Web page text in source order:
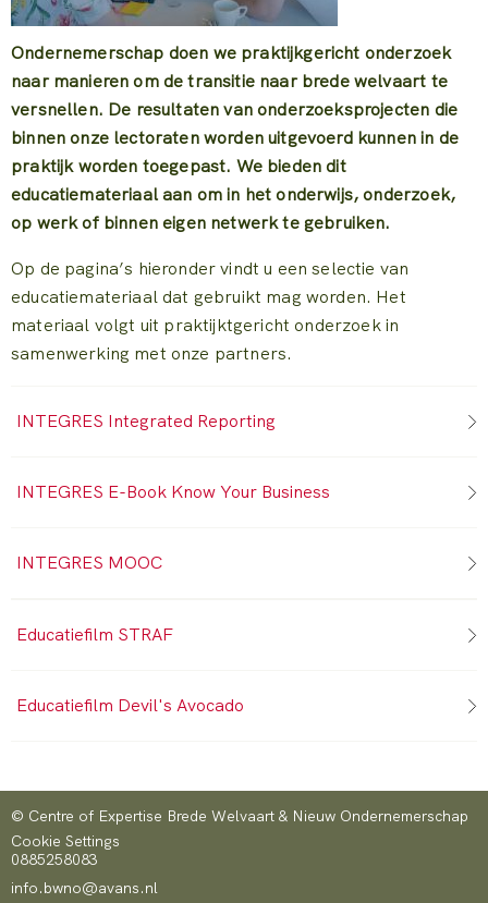
Ondernemerschap doen we praktijkgericht onderzoek
naar manieren om de transitie naar brede welvaart te
versnellen. De resultaten van onderzoeksprojecten die
binnen onze lectoraten worden uitgevoerd kunnen in de
praktijk worden toegepast. We bieden dit
educatiemateriaal aan om in het onderwijs, onderzoek,
op werk of binnen eigen netwerk te gebruiken.
Op de pagina’s hieronder vindt u een selectie van
educatiemateriaal dat gebruikt mag worden. Het
materiaal volgt uit praktijktgericht onderzoek in
samenwerking met onze partners.
INTEGRES Integrated Reporting
INTEGRES E-Book Know Your Business
INTEGRES MOOC
Educatiefilm STRAF
Educatiefilm Devil's Avocado
© Centre of Expertise Brede Welvaart & Nieuw Ondernemerschap
Cookie Settings
0885258083
info.bwno@avans.nl